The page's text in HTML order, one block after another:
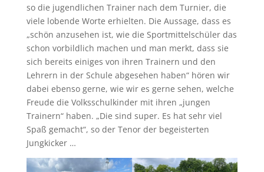
so die jugendlichen Trainer nach dem Turnier, die
viele lobende Worte erhielten. Die Aussage, dass es
„schön anzusehen ist, wie die Sportmittelschüler das
schon vorbildlich machen und man merkt, dass sie
sich bereits einiges von ihren Trainern und den
Lehrern in der Schule abgesehen haben“ hören wir
dabei ebenso gerne, wie wir es gerne sehen, welche
Freude die Volksschulkinder mit ihren „jungen
Trainern“ haben. „Die sind super. Es hat sehr viel
Spaß gemacht“, so der Tenor der begeisterten
Jungkicker …